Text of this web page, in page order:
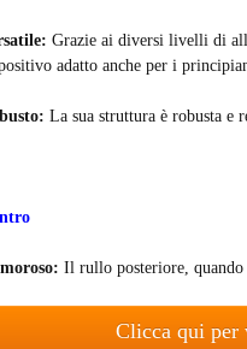
Grazie ai diversi livelli di
adatto anche per i
La sua struttura è robusta e
Il rullo posteriore, quando
Clicca qui per